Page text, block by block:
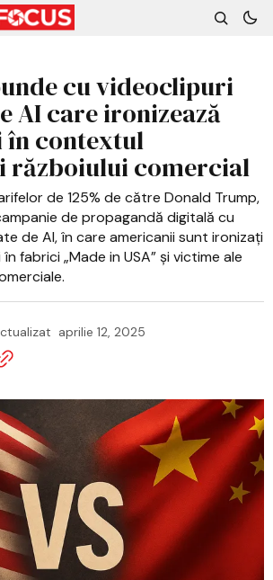
cu videoclipuri
AI care ironizează
în contextul
războiului comercial​
de 125% de către Donald Trump,
de propagandă digitală cu
de AI, în care americanii sunt ironizați
fabrici „Made in USA” și victime ale
aprilie 12, 2025